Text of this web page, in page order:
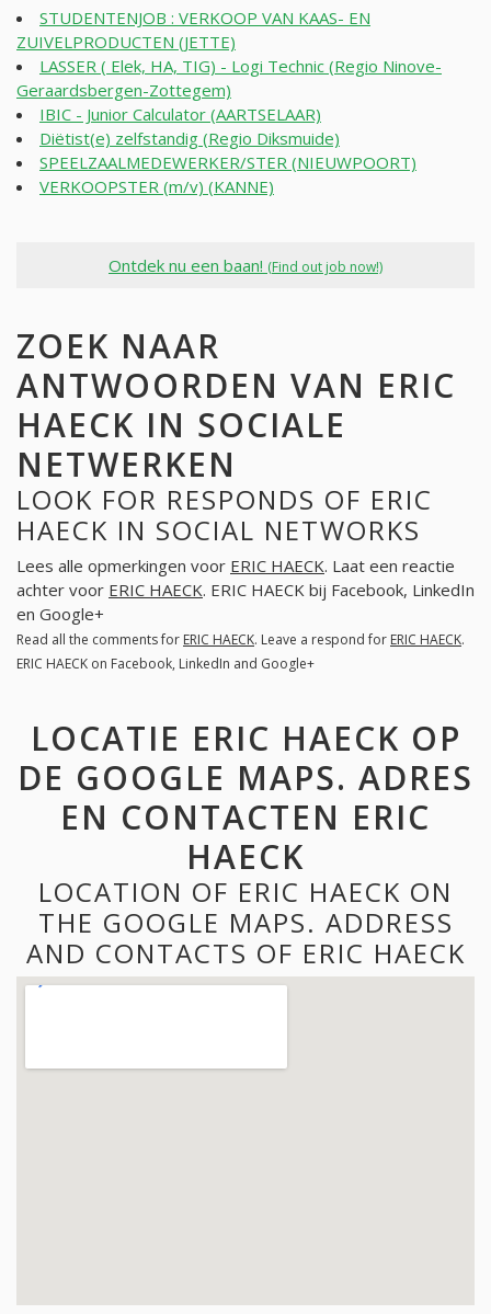
STUDENTENJOB : VERKOOP VAN KAAS- EN
ZUIVELPRODUCTEN (JETTE)
LASSER ( Elek, HA, TIG) - Logi Technic (Regio Ninove-
Geraardsbergen-Zottegem)
IBIC - Junior Calculator (AARTSELAAR)
Diëtist(e) zelfstandig (Regio Diksmuide)
SPEELZAALMEDEWERKER/STER (NIEUWPOORT)
VERKOOPSTER (m/v) (KANNE)
Ontdek nu een baan! (Find out job now!)
ZOEK NAAR
ANTWOORDEN VAN ERIC
HAECK IN SOCIALE
NETWERKEN
LOOK FOR RESPONDS OF ERIC
HAECK IN SOCIAL NETWORKS
Lees alle opmerkingen voor ERIC HAECK. Laat een reactie
achter voor ERIC HAECK. ERIC HAECK bij Facebook, LinkedIn
en Google+
Read all the comments for ERIC HAECK. Leave a respond for ERIC HAECK.
ERIC HAECK on Facebook, LinkedIn and Google+
LOCATIE ERIC HAECK OP
DE GOOGLE MAPS. ADRES
EN CONTACTEN ERIC
HAECK
LOCATION OF ERIC HAECK ON
THE GOOGLE MAPS. ADDRESS
AND CONTACTS OF ERIC HAECK